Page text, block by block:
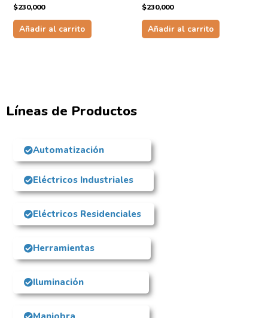
$230,000
Añadir al carrito
$230,000
Añadir al carrito
Líneas de Productos
Automatización
Eléctricos Industriales
Eléctricos Residenciales
Herramientas
Iluminación